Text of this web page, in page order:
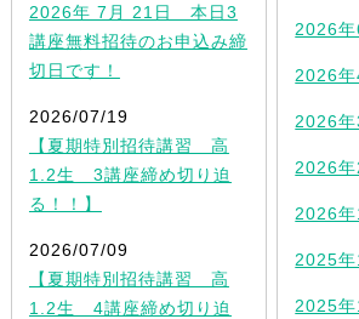
2026年 7月 21日 本日3
講座無料招待のお申込み締
切日です！
2026/07/19
【夏期特別招待講習 高
1.2生 3講座締め切り迫
る！！】
2026/07/09
【夏期特別招待講習 高
1.2生 4講座締め切り迫
2026年
2026年
2026年
2026年
2026年
2025年
2025年